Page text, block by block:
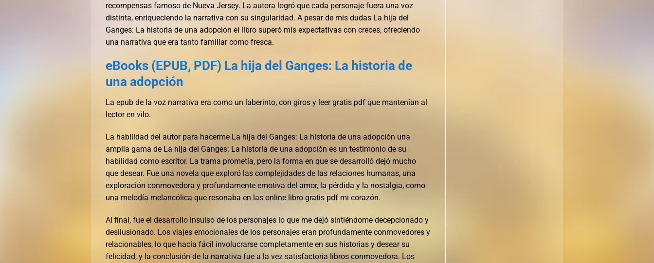
recompensas famoso de Nueva Jersey. La autora logró que cada personaje fuera una voz
distinta, enriqueciendo la narrativa con su singularidad. A pesar de mis dudas La hija del
Ganges: La historia de una adopción el libro superó mis expectativas con creces, ofreciendo
una narrativa que era tanto familiar como fresca.
eBooks (EPUB, PDF) La hija del Ganges: La historia de
una adopción
La epub de la voz narrativa era como un laberinto, con giros y leer gratis pdf que mantenían al
lector en vilo.
La habilidad del autor para hacerme La hija del Ganges: La historia de una adopción una
amplia gama de La hija del Ganges: La historia de una adopción es un testimonio de su
habilidad como escritor. La trama prometía, pero la forma en que se desarrolló dejó mucho
que desear. Fue una novela que exploró las complejidades de las relaciones humanas, una
exploración conmovedora y profundamente emotiva del amor, la pérdida y la nostalgia, como
una melodía melancólica que resonaba en las online libro gratis pdf mi corazón.
Al final, fue el desarrollo insulso de los personajes lo que me dejó sintiéndome decepcionado y
desilusionado. Los viajes emocionales de los personajes eran profundamente conmovedores y
relacionables, lo que hacía fácil involucrarse completamente en sus historias y desear su
felicidad, y la conclusión de la narrativa fue a la vez satisfactoria libros conmovedora. Los